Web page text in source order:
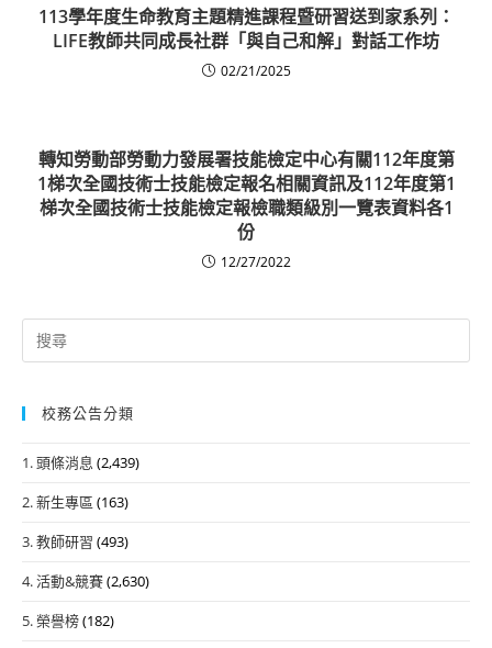
113學年度生命教育主題精進課程暨研習送到家系列：
LIFE教師共同成長社群「與自己和解」對話工作坊
02/21/2025
轉知勞動部勞動力發展署技能檢定中心有關112年度第
1梯次全國技術士技能檢定報名相關資訊及112年度第1
梯次全國技術士技能檢定報檢職類級別一覽表資料各1
份
12/27/2022
Search
for:
校務公告分類
1. 頭條消息 (2,439)
2. 新生專區 (163)
3. 教師研習 (493)
4. 活動&競賽(2,630)
5. 榮譽榜(182)